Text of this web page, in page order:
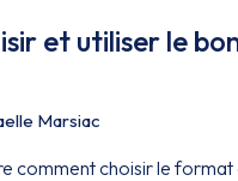
et utiliser le
Marsiac
comment choisir le format